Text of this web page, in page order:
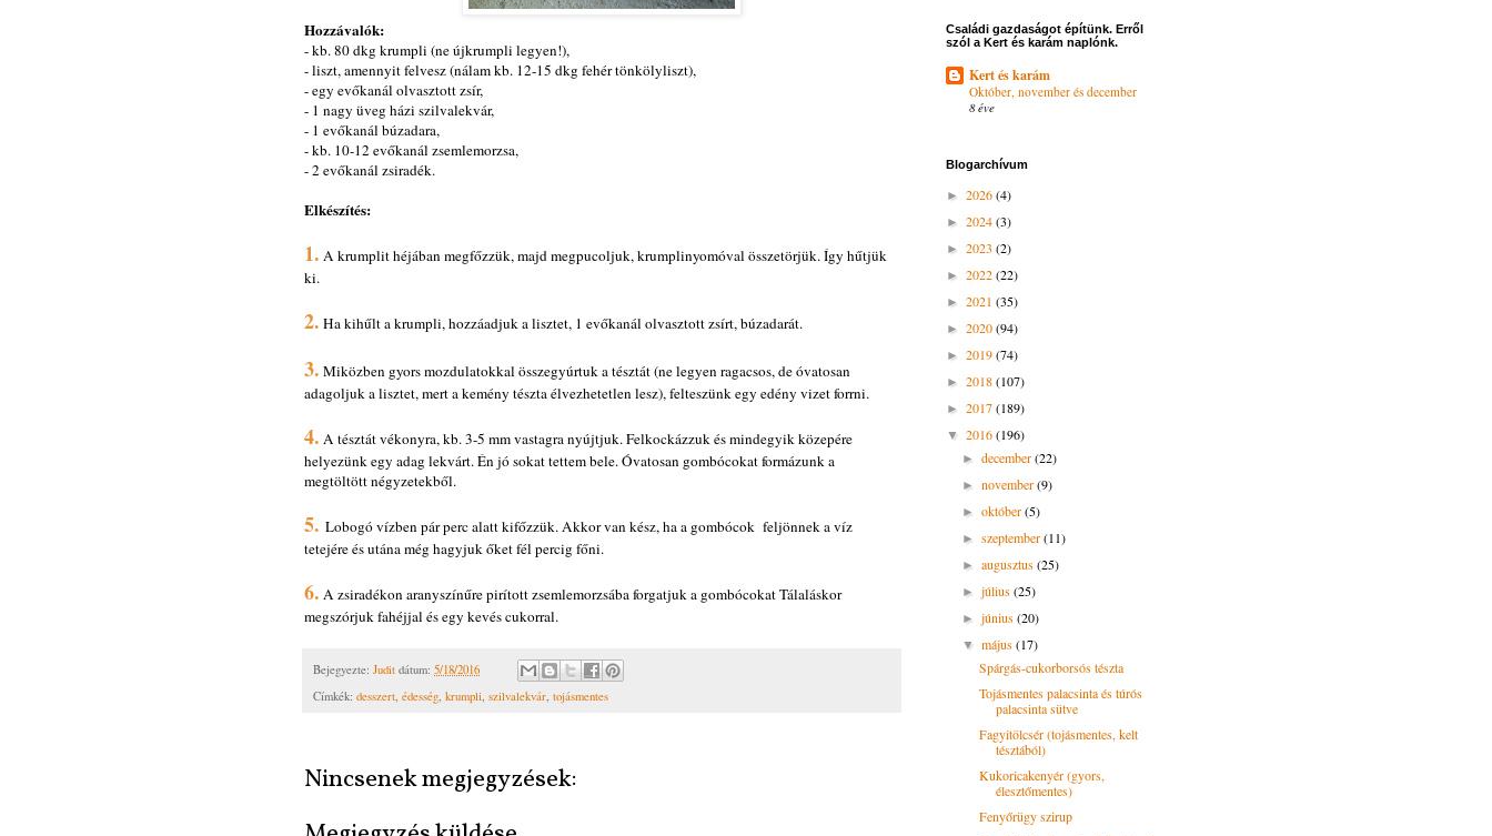
Hozzávalók:
- kb. 80 dkg krumpli (ne újkrumpli legyen!),
- liszt, amennyit felvesz (nálam kb. 12-15 dkg fehér tönkölyliszt),
- egy evőkanál olvasztott zsír,
- 1 nagy üveg házi szilvalekvár,
- 1 evőkanál búzadara,
- kb. 10-12 evőkanál zsemlemorzsa,
- 2 evőkanál zsiradék.
Elkészítés:
1. A krumplit héjában megfőzzük, majd megpucoljuk, krumplinyomóval összetörjük. Így hűtjük
ki.
2. Ha kihűlt a krumpli, hozzáadjuk a lisztet, 1 evőkanál olvasztott zsírt, búzadarát.
3. Miközben gyors mozdulatokkal összegyúrtuk a tésztát (ne legyen ragacsos, de óvatosan
adagoljuk a lisztet, mert a kemény tészta élvezhetetlen lesz), felteszünk egy edény vizet forrni.
4. A tésztát vékonyra, kb. 3-5 mm vastagra nyújtjuk. Felkockázzuk és mindegyik közepére
helyezünk egy adag lekvárt. Én jó sokat tettem bele. Óvatosan gombócokat formázunk a
megtöltött négyzetekből.
5. Lobogó vízben pár perc alatt kifőzzük. Akkor van kész, ha a gombócok feljönnek a víz
tetejére és utána még hagyjuk őket fél percig főni.
6. A zsiradékon aranyszínűre pirított zsemlemorzsába forgatjuk a gombócokat Tálaláskor
megszórjuk fahéjjal és egy kevés cukorral.
Bejegyezte: Judit dátum: 5/18/2016
Címkék: desszert, édesség, krumpli, szilvalekvár, tojásmentes
Nincsenek megjegyzések:
Családi gazdaságot építünk. Erről
szól a Kert és karám naplónk.
Kert és karám
Október, november és december
8 éve
Blogarchívum
► 2026(4)
► 2024(3)
► 2023 (2)
► 2022(22)
► 2021 (35)
► 2020(94)
► 2019(74)
► 2018(107)
► 2017(189)
▼ 2016(196)
►december(22)
►november(9)
►október(5)
►szeptember(11)
►augusztus(25)
►július(25)
►június(20)
▼május(17)
Spárgás-cukorborsós tészta
Tojásmentes palacsinta és túrós
palacsinta sütve
Fagyitölcsér (tojásmentes, kelt
tésztából)
Kukoricakenyér (gyors,
élesztőmentes)
Fenyőrügy szirup